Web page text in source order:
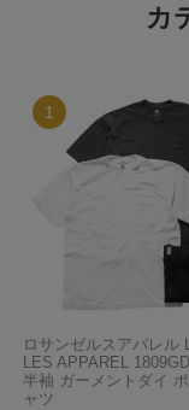
カ
ロサンゼルスアパレル
LES APPAREL
半袖 ガーメントダイ
ャツ